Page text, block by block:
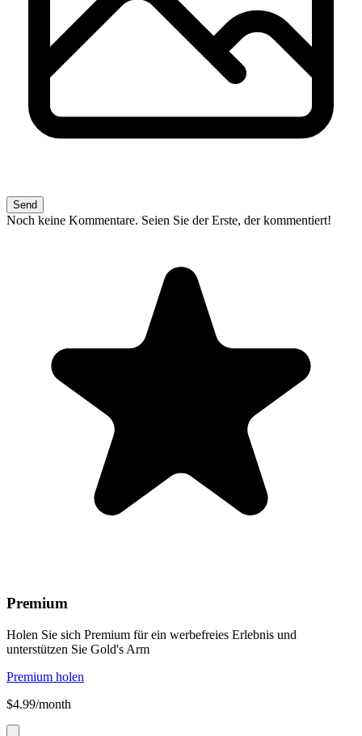
Send
Noch keine Kommentare. Seien Sie der Erste, der kommentiert!
Premium
Holen Sie sich Premium für ein werbefreies Erlebnis und
unterstützen Sie Gold's Arm
Premium holen
$4.99/month